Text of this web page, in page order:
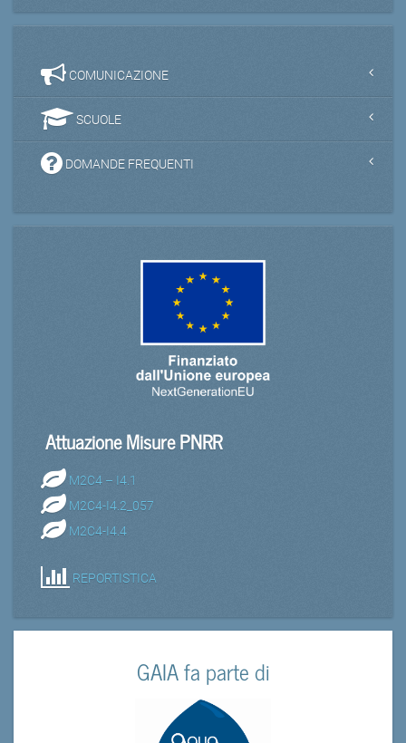
COMUNICAZIONE
SCUOLE
DOMANDE FREQUENTI
Attuazione Misure PNRR
M2C4 – I4.1
M2C4-I4.2_057
M2C4-I4.4
REPORTISTICA
GAIA fa parte di